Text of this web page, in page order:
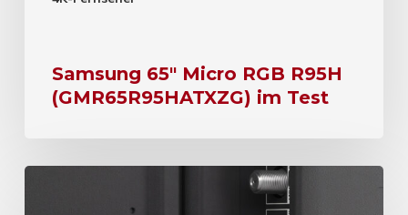
Samsung 65″ Micro RGB R95H
(GMR65R95HATXZG) im Test